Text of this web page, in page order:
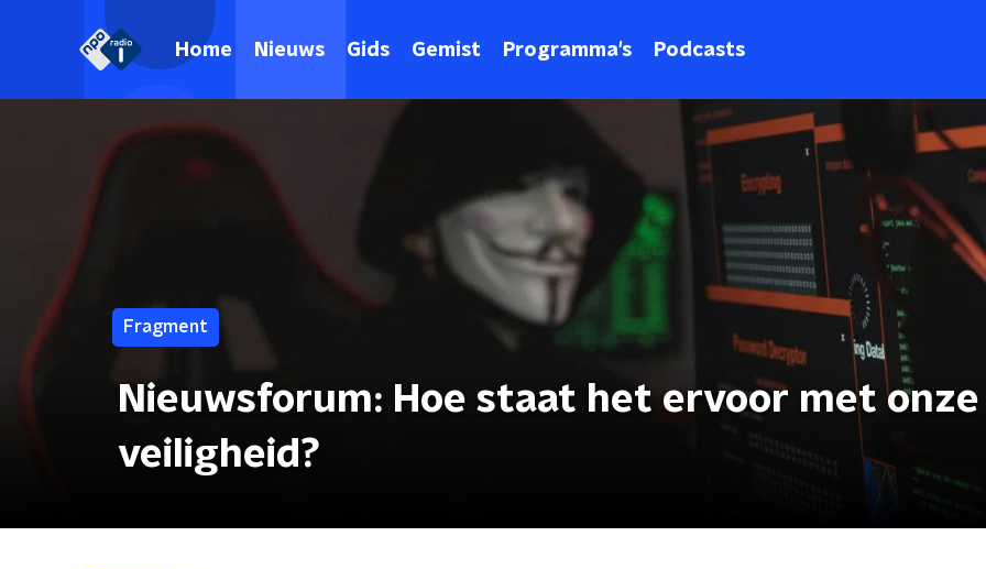
Home Nieuws Gids Gemist Programma's Podcasts
Fragment
Nieuwsforum: Hoe staat het ervoor met onze
veiligheid?